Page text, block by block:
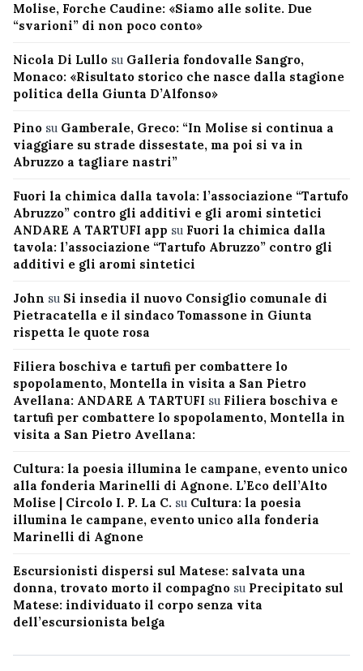
Molise, Forche Caudine: «Siamo alle solite. Due
“svarioni” di non poco conto»
Nicola Di Lullo su Galleria fondovalle Sangro,
Monaco: «Risultato storico che nasce dalla stagione
politica della Giunta D’Alfonso»
Pino su Gamberale, Greco: “In Molise si continua a
viaggiare su strade dissestate, ma poi si va in
Abruzzo a tagliare nastri”
Fuori la chimica dalla tavola: l’associazione “Tartufo
Abruzzo” contro gli additivi e gli aromi sintetici
ANDARE A TARTUFI app su Fuori la chimica dalla
tavola: l’associazione “Tartufo Abruzzo” contro gli
additivi e gli aromi sintetici
John su Si insedia il nuovo Consiglio comunale di
Pietracatella e il sindaco Tomassone in Giunta
rispetta le quote rosa
Filiera boschiva e tartufi per combattere lo
spopolamento, Montella in visita a San Pietro
Avellana: ANDARE A TARTUFI su Filiera boschiva e
tartufi per combattere lo spopolamento, Montella in
visita a San Pietro Avellana:
Cultura: la poesia illumina le campane, evento unico
alla fonderia Marinelli di Agnone. L’Eco dell’Alto
Molise | Circolo I. P. La C. su Cultura: la poesia
illumina le campane, evento unico alla fonderia
Marinelli di Agnone
Escursionisti dispersi sul Matese: salvata una
donna, trovato morto il compagno su Precipitato sul
Matese: individuato il corpo senza vita
dell’escursionista belga